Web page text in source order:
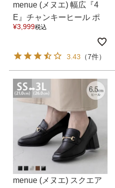
menue (メヌエ) 幅広『4
E』チャンキーヒール ポ
インテッドトゥパンプス
¥3,999税込
3.43 （7件）
menue (メヌエ) スクエア